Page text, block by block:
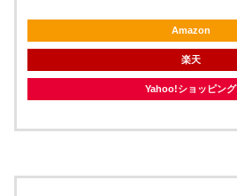
Amazon
楽天
Yahoo!ショッピング